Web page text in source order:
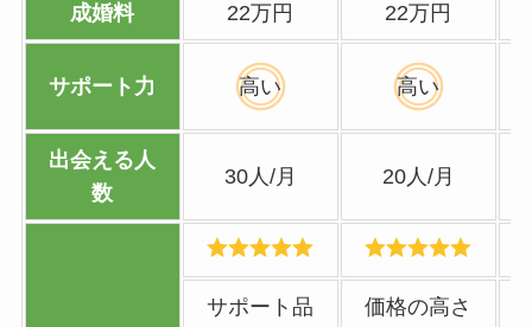
成婚料
22万円
22万円
サポート力 高い 高い
出会える人
数
30人/月 20人/月
サポート品
価格の高さ